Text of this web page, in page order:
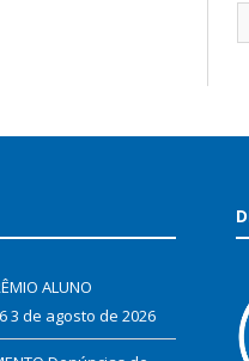
ALUNO
3 de agosto de 2026